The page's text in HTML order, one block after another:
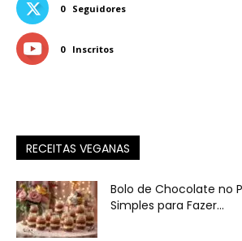
0 Seguidores
0 Inscritos
RECEITAS VEGANAS
Bolo de Chocolate no
Simples para Fazer...